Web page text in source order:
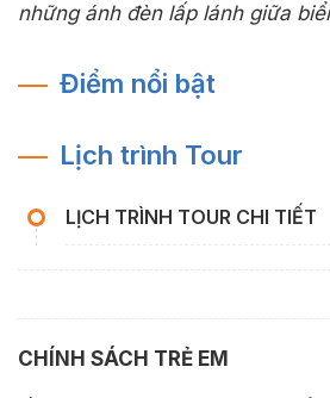
những ánh đèn lấp lánh giữa
Điểm nổi bật
Lịch trình Tour
LỊCH TRÌNH TOUR CHI TIẾT
CHÍNH SÁCH TRẺ EM